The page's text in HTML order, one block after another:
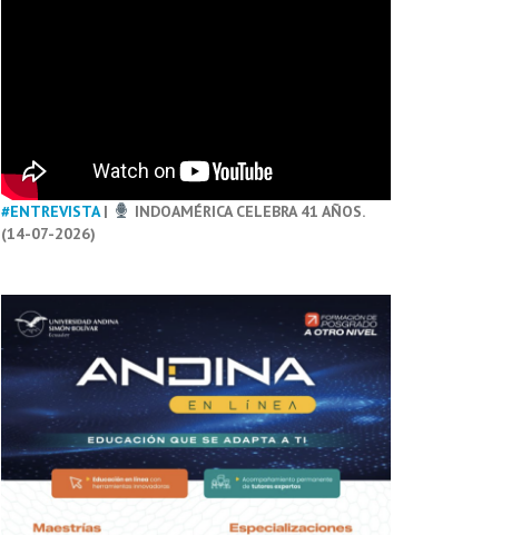
#ENTREVISTA|
INDOAMÉRICA CELEBRA 41 AÑOS.
(14-07-2026)